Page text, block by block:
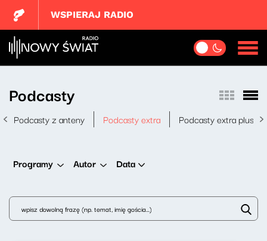
WSPIERAJ RADIO
Podcasty
Podcasty z anteny Podcasty extra Podcasty extra plus
Programy Autor Data